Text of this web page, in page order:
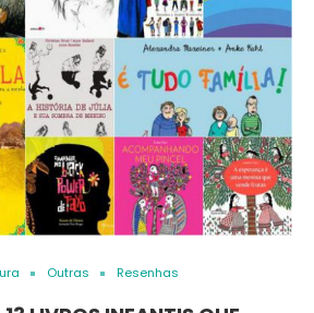
Outras Resenhas